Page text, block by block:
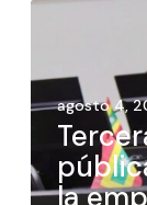
agosto 4,
la